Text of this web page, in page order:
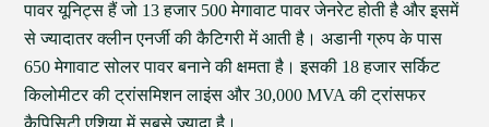
पावर यूनिट्स हैं जो 13 हजार 500 मेगावाट पावर जेनरेट होती है और इसमें
से ज्यादातर क्लीन एनर्जी की कैटिगरी में आती है। अडानी ग्रुप के पास
650 मेगावाट सोलर पावर बनाने की क्षमता है। इसकी 18 हजार सर्किट
किलोमीटर की ट्रांसमिशन लाइंस और 30,000 MVA की ट्रांसफर
कैपिसिटी एशिया में सबसे ज्यादा है।